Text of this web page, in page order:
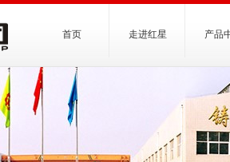
首页 走进红星 产品